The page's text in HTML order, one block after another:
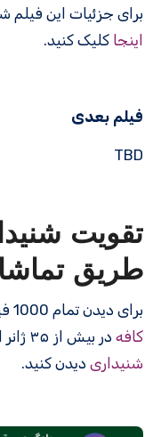
برای جزئیات این فیلم
اینجا کلیک کنید.
فیلم بعدی
TBD
تقویت
طریق
برای دیدن تمام 1000 فیلم و ویدیو به زبان انگلیسی
کافه در بیش از ۳۵ ژانر از صفحه
شنیداری دیدن کنید.